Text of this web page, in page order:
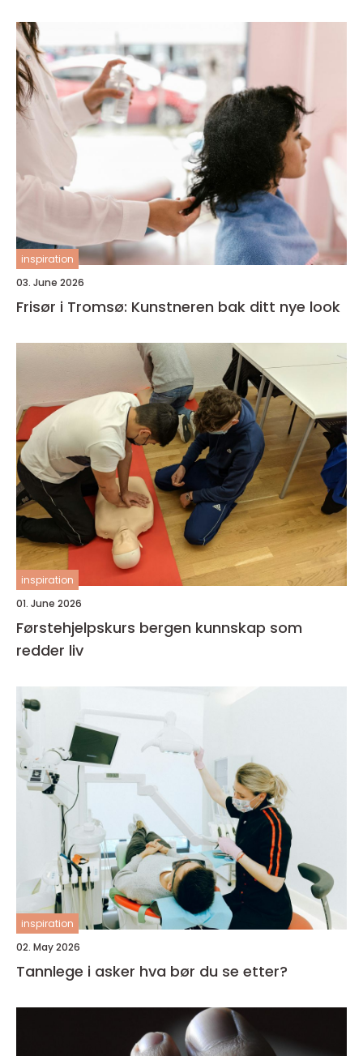
inspiration
03. June 2026
Frisør i Tromsø: Kunstneren bak ditt nye look
inspiration
01. June 2026
Førstehjelpskurs bergen kunnskap som
redder liv
inspiration
02. May 2026
Tannlege i asker hva bør du se etter?